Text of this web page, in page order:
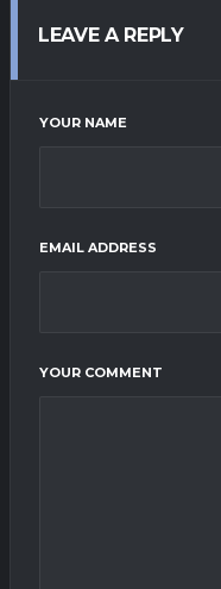
LEAVE A REPLY
YOUR NAME
EMAIL ADDRESS
YOUR COMMENT